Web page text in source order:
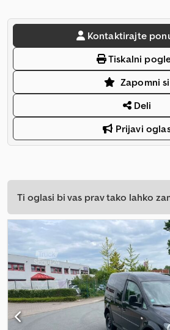
Kontaktirajte
Tiskalni
Zapomni si
Deli
Prijavi
Ti oglasi bi vas prav tako lahko